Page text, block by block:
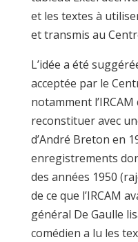
et les textes à
et transmis au
L’idée a été
acceptée par le
notamment
reconstituer avec
d’André Breton en
enregistrements
des années 1950
de ce que l’IRCAM
général De Gaulle
comédien a lu les